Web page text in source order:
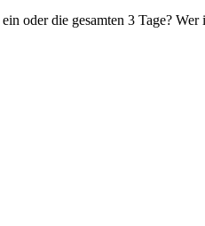
oder die gesamten 3 Tage? Wer